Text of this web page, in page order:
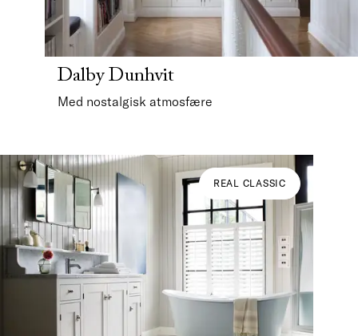
Dalby Dunhvit
Med nostalgisk atmosfære
REAL CLASSIC